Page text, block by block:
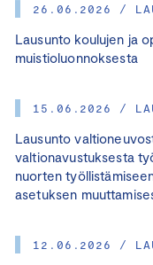
26.06.2026 /
Lausunto koulujen ja
muistioluonnoksesta
15.06.2026 /
Lausunto
valtionavustuksesta
nuorten
asetuksen
12.06.2026 /